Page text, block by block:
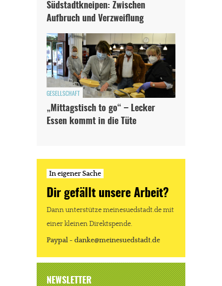
Südstadtkneipen: Zwischen
Aufbruch und Verzweiflung
GESELLSCHAFT
„Mittagstisch to go“ – Lecker
Essen kommt in die Tüte
In eigener Sache
Dir gefällt unsere Arbeit?
Dann unterstütze meinesuedstadt.de mit
einer kleinen Direktspende.
Paypal - danke@meinesuedstadt.de
NEWSLETTER